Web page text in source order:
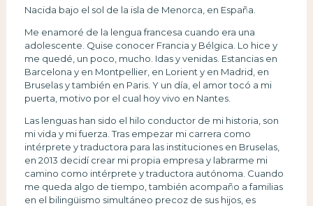
Nacida bajo el sol de la isla de Menorca, en España.
Me enamoré de la lengua francesa cuando era una
adolescente. Quise conocer Francia y Bélgica. Lo hice y
me quedé, un poco, mucho. Idas y venidas. Estancias en
Barcelona y en Montpellier, en Lorient y en Madrid, en
Bruselas y también en Paris. Y un día, el amor tocó a mi
puerta, motivo por el cual hoy vivo en Nantes.
Las lenguas han sido el hilo conductor de mi historia, son
mi vida y mi fuerza. Tras empezar mi carrera como
intérprete y traductora para las instituciones en Bruselas,
en 2013 decidí crear mi propia empresa y labrarme mi
camino como intérprete y traductora autónoma. Cuando
me queda algo de tiempo, también acompaño a familias
en el bilingüismo simultáneo precoz de sus hijos, es